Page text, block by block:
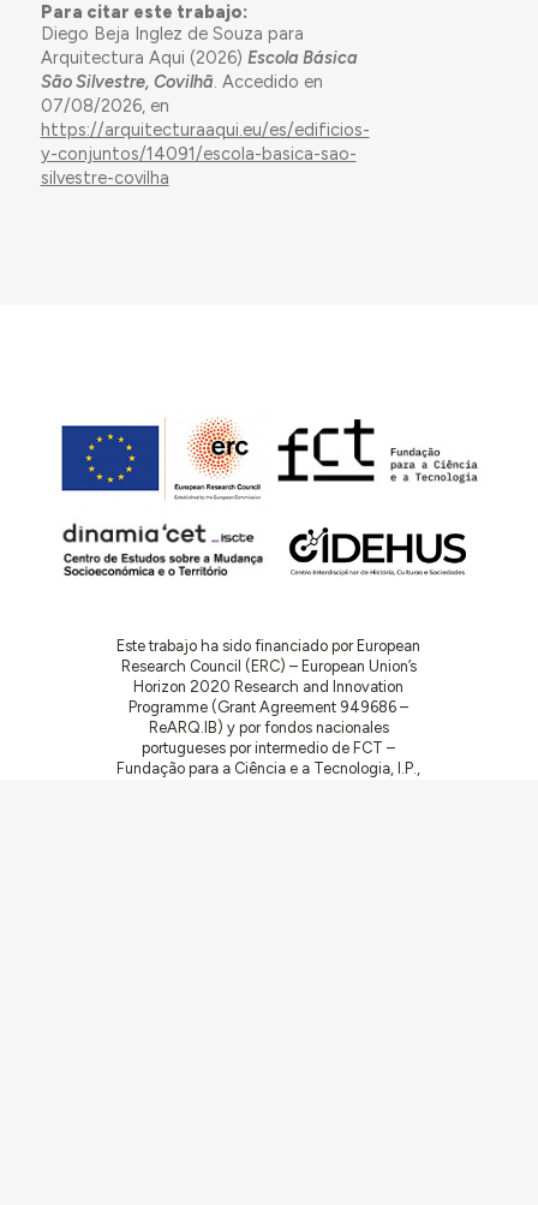
Para citar este trabajo:
Diego Beja Inglez de Souza para
Arquitectura Aqui (2026) Escola Básica
São Silvestre, Covilhã. Accedido en
07/08/2026, en
https://arquitecturaaqui.eu/es/edificios-
y-conjuntos/14091/escola-basica-sao-
silvestre-covilha
Este trabajo ha sido financiado por European
Research Council (ERC) – European Union’s
Horizon 2020 Research and Innovation
Programme (Grant Agreement 949686 –
ReARQ.IB) y por fondos nacionales
portugueses por intermedio de FCT –
Fundação para a Ciência e a Tecnologia, I.P.,